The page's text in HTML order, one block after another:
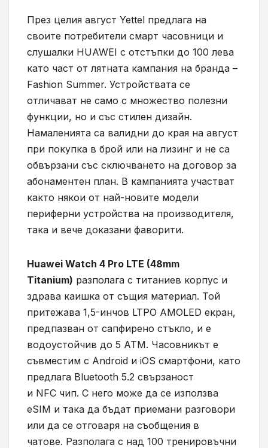
През целия август Yettel предлага на
своите потребители смарт часовници и
слушалки HUAWEI с отстъпки до 100 лева
като част от лятната кампания на бранда –
Fashion Summer. Устройствата се
отличават не само с множество полезни
функции, но и със стилен дизайн.
Намаленията са валидни до края на август
при покупка в брой или на лизинг и не са
обвързани със сключването на договор за
абонаментен план. В кампанията участват
както някои от най-новите модели
периферни устройства на производителя,
така и вече доказани фаворити.
Huawei Watch 4 Pro LTE (48mm
Titanium) разполага с титаниев корпус и
здрава каишка от същия материал. Той
притежава 1,5-инчов LTPO AMOLED екран,
предпазван от сапфирено стъкло, и е
водоустойчив до 5 ATM. Часовникът е
съвместим с Android и iOS смартфони, като
предлага Bluetooth 5.2 свързаност
и NFC чип. С него може да се използва
eSIM и така да бъдат приемани разговори
или да се отговаря на съобщения в
чатове. Разполага с над 100 тренировъчни